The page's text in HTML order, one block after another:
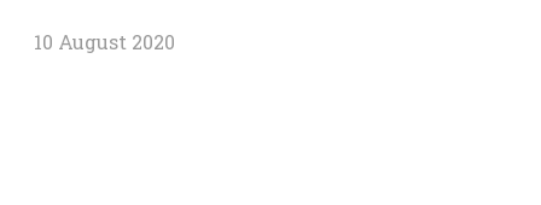
10 August 2020